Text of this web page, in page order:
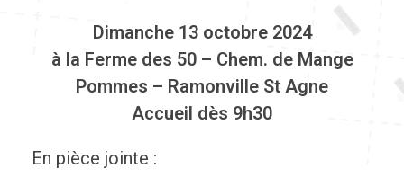
Dimanche 13 octobre 2024
à la Ferme des 50 – Chem. de Mange
Pommes – Ramonville St Agne
Accueil dès 9h30
En pièce jointe :